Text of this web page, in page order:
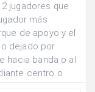
jugadores que
más
de apoyo y el
dejado por
hacia banda o al
centro o